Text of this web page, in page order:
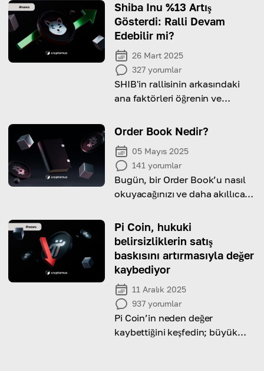
Shiba Inu %13 Artış
Gösterdi: Ralli Devam
Edebilir mi?
26 Mart 2025
327 yorumlar
SHIB'in rallisinin arkasındaki
ana faktörleri öğrenin ve
ne anlama geldiğini keşfedin.
Order Book Nedir?
05 Mayıs 2025
141 yorumlar
Bugün, bir Order Book’u nasıl
okuyacağınızı ve daha akıllıca
kullanacağınızı keşfedeceksiniz.
Pi Coin, hukuki
belirsizliklerin satış
baskısını artırmasıyla değer
kaybediyor
11 Aralık 2025
937 yorumlar
Pi Coin’in neden değer
kaybettiğini keşfedin; büyük